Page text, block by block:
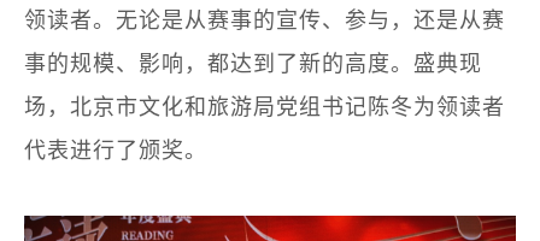
领读者。无论是从赛事的宣传、参与，还是从赛
事的规模、影响，都达到了新的高度。盛典现
场，北京市文化和旅游局党组书记陈冬为领读者
代表进行了颁奖。